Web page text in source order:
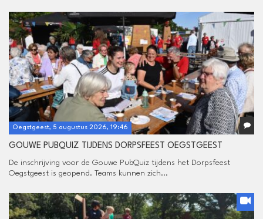
Oegstgeest, 5 augustus 2026, 19:46
GOUWE PUBQUIZ TIJDENS DORPSFEEST OEGSTGEEST
De inschrijving voor de Gouwe PubQuiz tijdens het Dorpsfeest
Oegstgeest is geopend. Teams kunnen zich...